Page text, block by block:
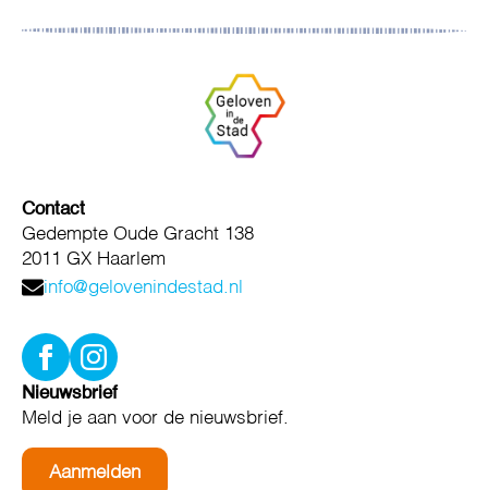
Contact
Gedempte Oude Gracht 138
2011 GX Haarlem
info@gelovenindestad.nl
Nieuwsbrief
Meld je aan voor de nieuwsbrief.
Aanmelden